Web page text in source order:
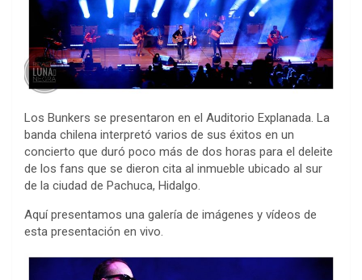
Los Bunkers se presentaron en el Auditorio Explanada. La
banda chilena interpretó varios de sus éxitos en un
concierto que duró poco más de dos horas para el deleite
de los fans que se dieron cita al inmueble ubicado al sur
de la ciudad de Pachuca, Hidalgo.
Aquí presentamos una galería de imágenes y vídeos de
esta presentación en vivo.